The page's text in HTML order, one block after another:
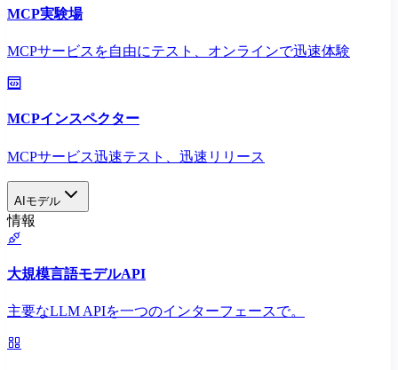
MCP実験場
MCPサービスを自由にテスト、オンラインで迅速体験
MCPインスペクター
MCPサービス迅速テスト、迅速リリース
AIモデル
情報
大規模言語モデルAPI
主要なLLM APIを一つのインターフェースで。